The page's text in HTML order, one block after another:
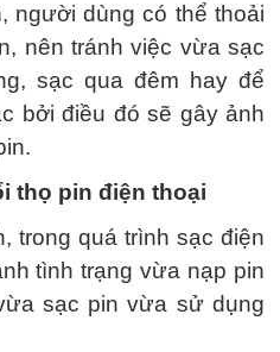
người dùng có thể thoải
nên tránh việc vừa sạc
sạc qua đêm hay để
bởi điều đó sẽ gây ảnh
thọ pin điện thoại
trong quá trình sạc điện
tình trạng vừa nạp pin
sạc pin vừa sử dụng